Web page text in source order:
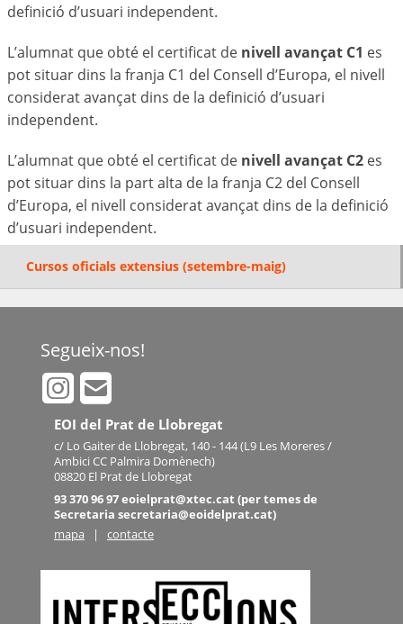
definició d’usuari independent.
L’alumnat que obté el certificat de nivell avançat C1 es
pot situar dins la franja C1 del Consell d’Europa, el nivell
considerat avançat dins de la definició d’usuari
independent.
L’alumnat que obté el certificat de nivell avançat C2 es
pot situar dins la part alta de la franja C2 del Consell
d’Europa, el nivell considerat avançat dins de la definició
d’usuari independent.
Cursos oficials extensius (setembre-maig)
Segueix-nos!
EOI del Prat de Llobregat
c/ Lo Gaiter de Llobregat, 140 - 144 (L9 Les Moreres /
Ambici CC Palmira Domènech)
08820 El Prat de Llobregat
93 370 96 97 eoielprat@xtec.cat (per temes de
Secretaria secretaria@eoidelprat.cat)
mapa
| contacte